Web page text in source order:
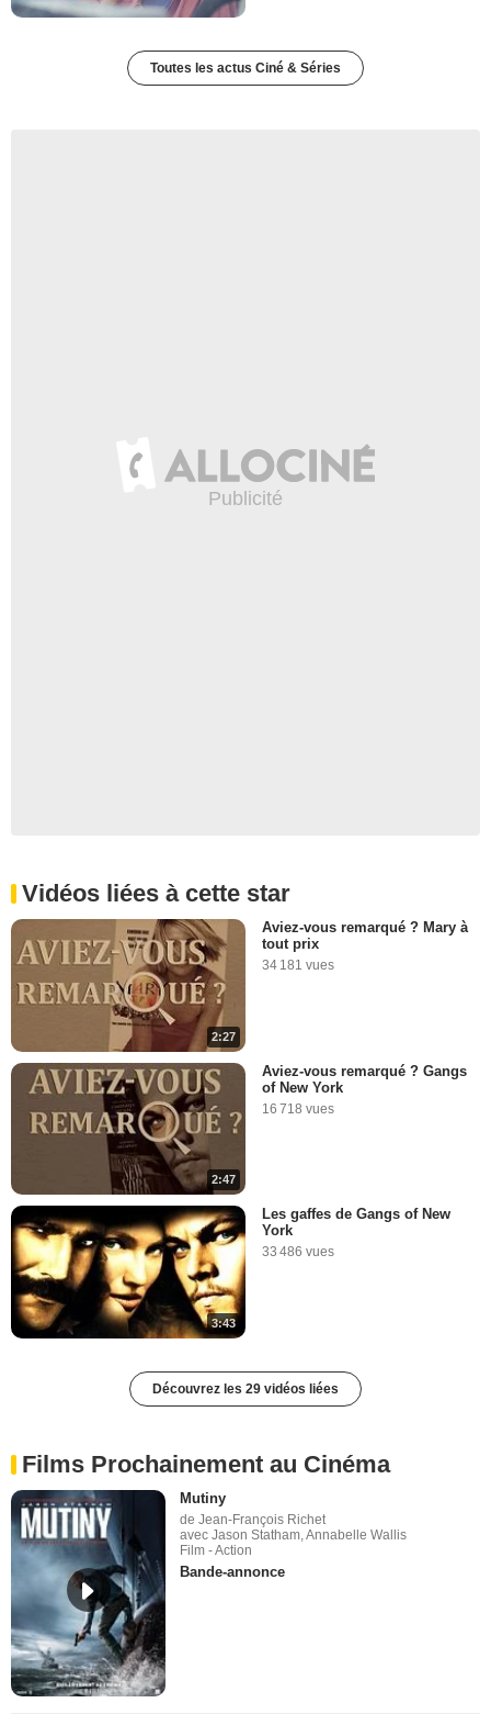
Toutes les actus Ciné & Séries
Vidéos liées à cette star
2:27
Aviez-vous remarqué ? Mary à
tout prix
34 181 vues
2:47
Aviez-vous remarqué ? Gangs
of New York
16 718 vues
3:43
Les gaffes de Gangs of New
York
33 486 vues
Découvrez les 29 vidéos liées
Films Prochainement au Cinéma
Mutiny
de Jean-François Richet
avec Jason Statham, Annabelle Wallis
Film - Action
Bande-annonce